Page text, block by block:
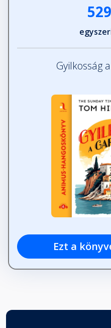
Fejezet hossza: 00:10:06
38. fejezet
39. fejezet
Fejezet hossza: 00:05:12
40. fejezet
Fejezet hossza: 00:02:47
41. fejezet
Fejezet hossza: 00:03:37
Fejezet hossza: 00:02:25
Gyilkosság
Ezt a